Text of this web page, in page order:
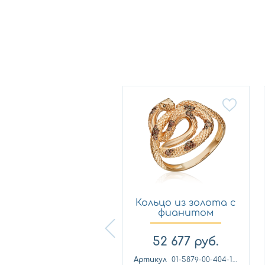
Кольцо из золота с
фианитом
Платина 0...
52 677 руб.
Артикул
01-5879-00-404-1110